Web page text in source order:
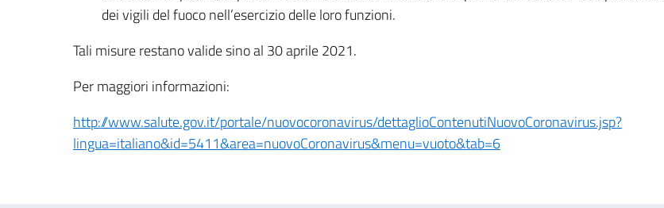
dei vigili del fuoco nell’esercizio delle loro funzioni.
Tali misure restano valide sino al 30 aprile 2021.
Per maggiori informazioni:
http://www.salute.gov.it/portale/nuovocoronavirus/dettaglioContenutiNuovoCoronavirus.jsp?
lingua=italiano&id=5411&area=nuovoCoronavirus&menu=vuoto&tab=6